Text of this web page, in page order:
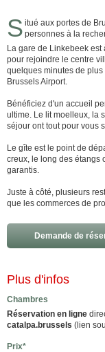
S itué aux portes de
personnes à la
La gare de Linkebeek
pour rejoindre le centre
quelques minutes de
Brussels Airport.
Bénéficiez d'un accueil
ultime. Le lit moelleux, la
séjour ont tout pour vous
Le gîte est le point de
creux, le long des étangs
garantis.
Juste à côté, plusieurs
que les commerces de
Demande de
Plus d'infos
Chambres
Réservation en ligne
catalpa.brussels (lien
Prix*